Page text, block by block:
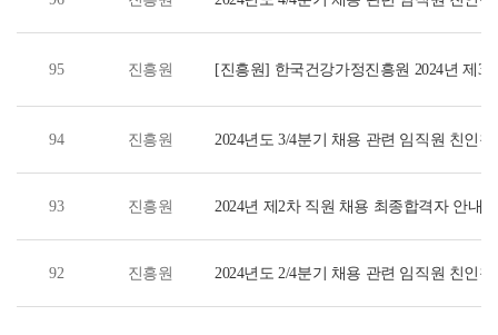
95 진흥원 [진흥원] 한국건강가정진흥원 2024년 제3
94 진흥원 2024년도 3/4분기 채용 관련 임직원 친인
93 진흥원 2024년 제2차 직원 채용 최종합격자 안내
92 진흥원 2024년도 2/4분기 채용 관련 임직원 친인